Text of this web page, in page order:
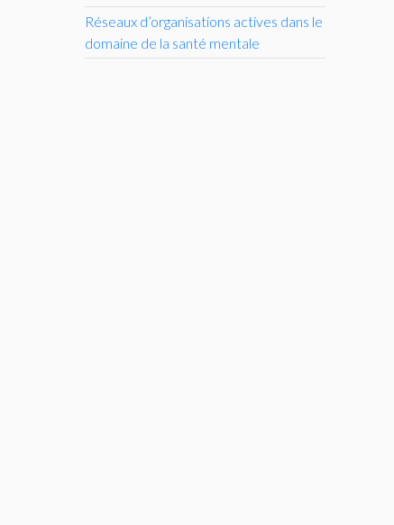
Réseaux d’organisations actives dans le
domaine de la santé mentale